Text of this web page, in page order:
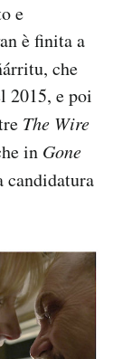
e
è finita a
che
2015, e poi
The Wire
in Gone
candidatura